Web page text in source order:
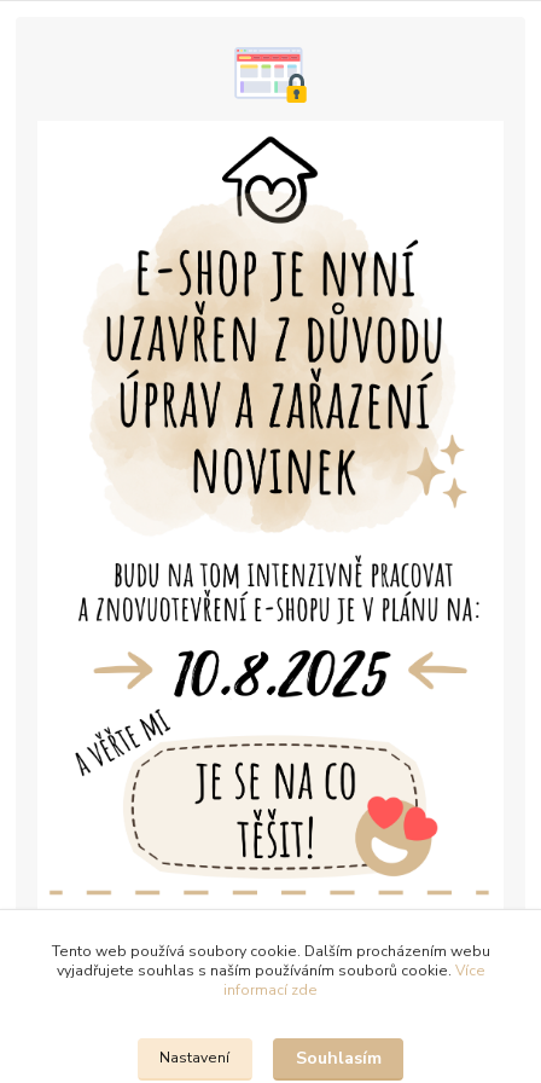
Tento web používá soubory cookie. Dalším procházením webu
vyjadřujete souhlas s naším používáním souborů cookie. Více
informací zde
Nastavení Souhlasím